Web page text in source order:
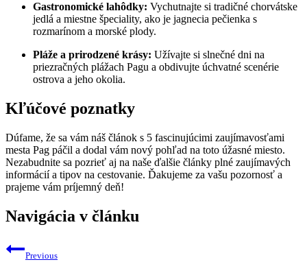
Gastronomické lahôdky: Vychutnajte si tradičné chorvátske
jedlá a miestne špeciality, ako je jagnecia pečienka s
rozmarínom a morské plody.
Pláže a prirodzené krásy: Užívajte si slnečné dni na
priezračných plážach Pagu a obdivujte úchvatné scenérie
ostrova a jeho okolia.
Kľúčové poznatky
Dúfame, že sa vám náš článok s 5 fascinujúcimi zaujímavosťami
mesta Pag páčil a dodal vám nový pohľad na toto úžasné miesto.
Nezabudnite sa pozrieť aj na naše ďalšie články plné zaujímavých
informácií a tipov na cestovanie. Ďakujeme za vašu pozornosť a
prajeme vám príjemný deň!
Navigácia v článku
Previous